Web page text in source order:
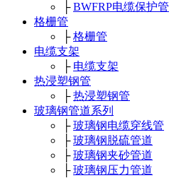
├BWFRP电缆保护管
格栅管
├格栅管
电缆支架
├ 电缆支架
热浸塑钢管
├热浸塑钢管
玻璃钢管道系列
├玻璃钢电缆穿线管
├玻璃钢脱硫管道
├玻璃钢夹砂管道
├玻璃钢压力管道